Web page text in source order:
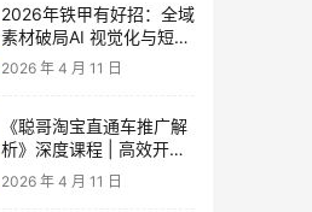
2026年铁甲有好招：全域
素材破局AI 视觉化与短剧
营销实战指南——高效增
策略
2026 年 4 月 11 日
《聪哥淘宝直通车推广解
析》深度课程 | 高效开
车、极速投产系统实操课
2026 年 4 月 11 日